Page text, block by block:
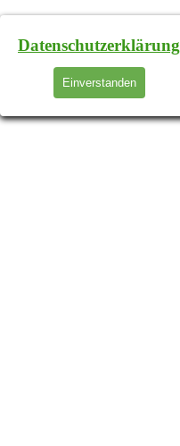
Datenschutzerklärung
Einverstanden